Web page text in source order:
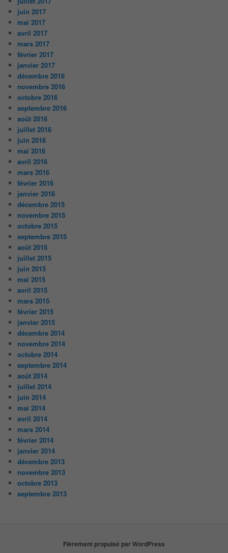
juin 2017
mai 2017
avril 2017
mars 2017
février 2017
janvier 2017
décembre 2016
novembre 2016
octobre 2016
septembre 2016
août 2016
juillet 2016
juin 2016
mai 2016
avril 2016
mars 2016
février 2016
janvier 2016
décembre 2015
novembre 2015
octobre 2015
septembre 2015
août 2015
juillet 2015
juin 2015
mai 2015
avril 2015
mars 2015
février 2015
janvier 2015
décembre 2014
novembre 2014
octobre 2014
septembre 2014
août 2014
juillet 2014
juin 2014
mai 2014
avril 2014
mars 2014
février 2014
janvier 2014
décembre 2013
novembre 2013
octobre 2013
septembre 2013
Fièrement propulsé par WordPress